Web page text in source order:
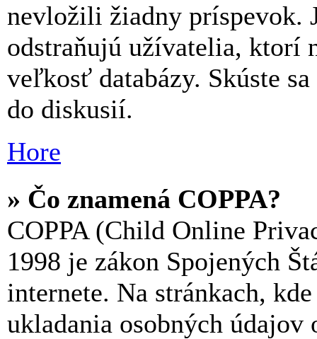
nevložili žiadny príspevok.
odstraňujú užívatelia, ktorí
veľkosť databázy. Skúste
do diskusií.
Hore
» Čo znamená COPPA?
COPPA (Child Online
1998 je zákon Spojených
internete. Na stránkach,
ukladania osobných